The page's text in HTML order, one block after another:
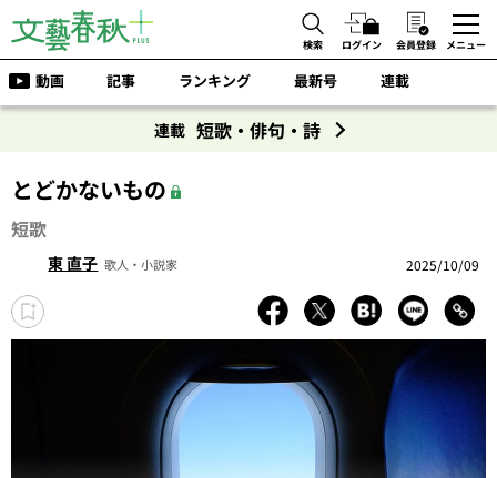
検索 ログイン 会員登録 メニュー
動画 記事 ランキング 最新号 連載
連載 短歌・俳句・詩
とどかないもの
短歌
東 直子 歌人・小説家 2025/10/09